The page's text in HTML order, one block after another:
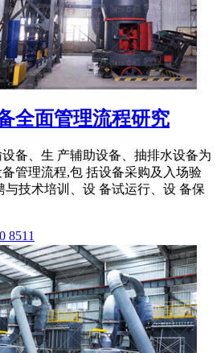
全面管理流程研究
备、生 产辅助设备、抽排水设备为
管理流程,包 括设备采购及入场验
与技术培训、设 备试运行、设 备保
8511